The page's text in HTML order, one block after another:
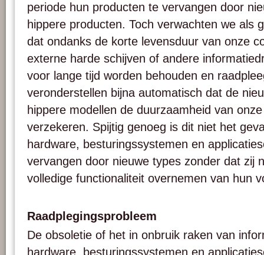
periode hun producten te vervangen door
hippere producten. Toch verwachten we als
dat ondanks de korte levensduur van onze
externe harde schijven of andere
voor lange tijd worden behouden en
veronderstellen bijna automatisch dat de
hippere modellen de duurzaamheid van
verzekeren. Spijtig genoeg is dit niet het
hardware, besturingssystemen en
vervangen door nieuwe types zonder dat zij
volledige functionaliteit overnemen van hun
Raadplegingsprobleem
De obsoletie of het in onbruik raken van
hardware, besturingssystemen en